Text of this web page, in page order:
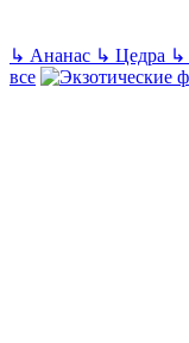
↳ Ананас ↳ Цедра ↳
все